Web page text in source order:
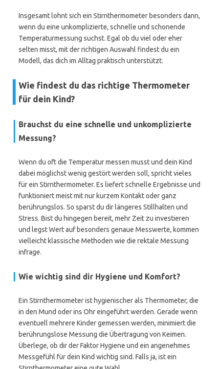
Insgesamt lohnt sich ein Stirnthermometer besonders dann,
wenn du eine unkomplizierte, schnelle und schonende
Temperaturmessung suchst. Egal ob du viel oder eher
selten misst, mit der richtigen Auswahl findest du ein
Modell, das dich im Alltag praktisch unterstützt.
Wie findest du das richtige Thermometer
für dein Kind?
Brauchst du eine schnelle und unkomplizierte
Messung?
Wenn du oft die Temperatur messen musst und dein Kind
dabei möglichst wenig gestört werden soll, spricht vieles
für ein Stirnthermometer. Es liefert schnelle Ergebnisse und
funktioniert meist mit nur kurzem Kontakt oder ganz
berührungslos. So sparst du dir längeres Stillhalten und
Stress. Bist du hingegen bereit, mehr Zeit zu investieren
und legst Wert auf besonders genaue Messwerte, kommen
vielleicht klassische Methoden wie die rektale Messung
infrage.
Wie wichtig sind dir Hygiene und Komfort?
Ein Stirnthermometer ist hygienischer als Thermometer, die
in den Mund oder ins Ohr eingeführt werden. Gerade wenn
eventuell mehrere Kinder gemessen werden, minimiert die
berührungslose Messung die Übertragung von Keimen.
Überlege, ob dir der Faktor Hygiene und ein angenehmes
Messgefühl für dein Kind wichtig sind. Falls ja, ist ein